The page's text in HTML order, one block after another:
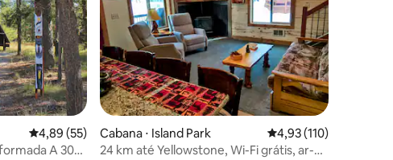
4,89 de uma avaliação média de 5, 55 avaliações
4,89 (55)
A 30
Cabana ⋅ Island Park 4,93 de uma avaliação
4,93 (110)
24 km até Yellowstone, Wi-Fi grátis, ar-